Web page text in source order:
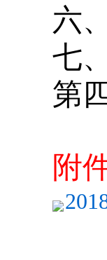
六
七
第
附